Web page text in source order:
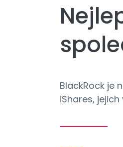
BlackRock je
iShares,